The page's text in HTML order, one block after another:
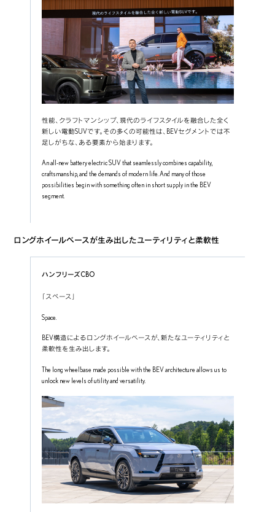
性能、クラフトマンシップ、現代のライフスタイルを融合した全く
新しい電動SUVです。その多くの可能性は、BEVセグメントでは不
足しがちな、ある要素から始まります。
An all-new battery electric SUV that seamlessly combines capability,
craftsmanship, and the demands of modern life. And many of those
possibilities begin with something often in short supply in the BEV
segment.
ロングホイールベースが生み出したユーティリティと柔軟性
ハンフリーズCBO
「スペース」
Space.
BEV構造によるロングホイールベースが、新たなユーティリティと
柔軟性を生み出します。
The long wheelbase made possible with the BEV architecture allows us to
unlock new levels of utility and versatility.